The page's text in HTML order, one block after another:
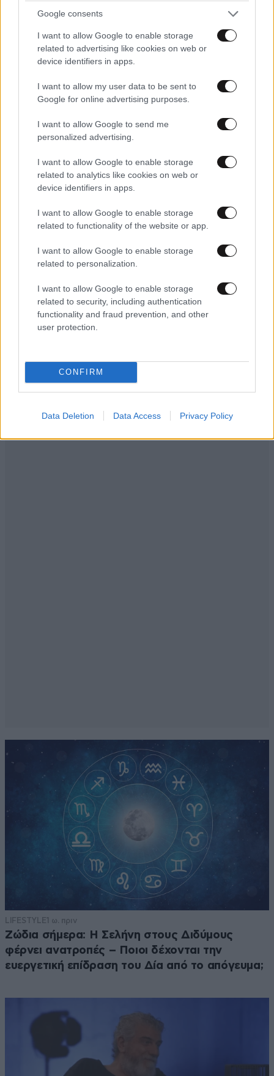
Google consents
I want to allow Google to enable storage
related to advertising like cookies on web or
device identifiers in apps.
I want to allow my user data to be sent to
Google for online advertising purposes.
I want to allow Google to send me
personalized advertising.
I want to allow Google to enable storage
related to analytics like cookies on web or
device identifiers in apps.
I want to allow Google to enable storage
related to functionality of the website or app.
I want to allow Google to enable storage
related to personalization.
I want to allow Google to enable storage
related to security, including authentication
functionality and fraud prevention, and other
user protection.
CONFIRM
Data Deletion Data Access Privacy Policy
TRENDING
Τραγωδία στα Μάλια: «Ο πανικός τη σκότωσε»
– Τι λένε μάρτυρες για τη 42χρονη Ολλανδή
που πνίγηκε προσπαθώντας να σώσει τη φίλη
LIFESTYLE1 ω. πριν
Ζώδια σήμερα: Η Σελήνη στους Διδύμους
φέρνει ανατροπές – Ποιοι δέχονται την
ευεργετική επίδραση του Δία από το απόγευμα;